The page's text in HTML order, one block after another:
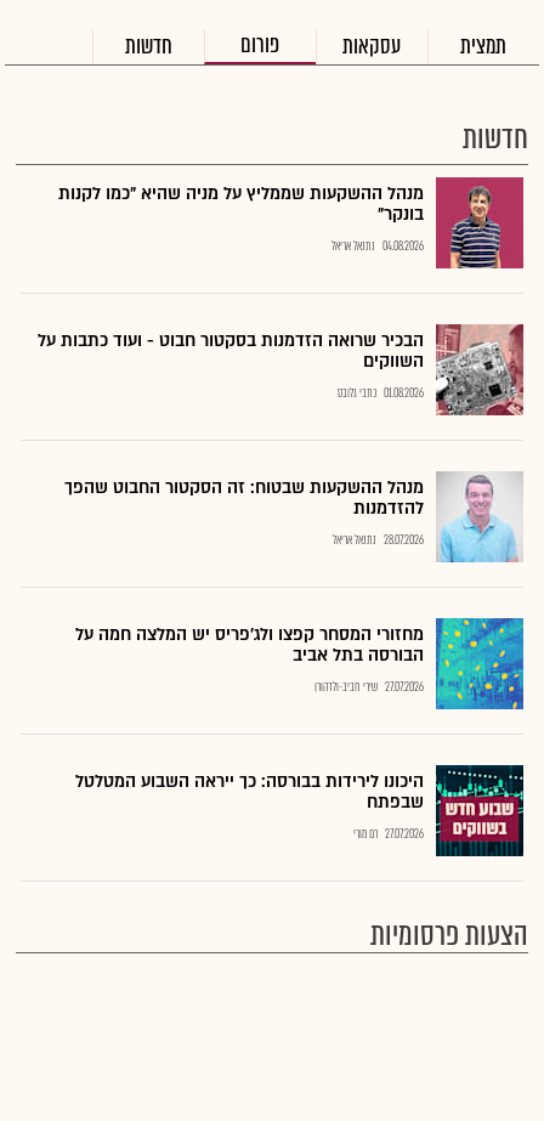
תמצית עסקאות פורום חדשות
חדשות
מנהל ההשקעות שממליץ על מניה שהיא "כמו לקנות
בונקר"
04.08.2026 נתנאל אריאל
הבכיר שרואה הזדמנות בסקטור חבוט - ועוד כתבות על
השווקים
01.08.2026 כתבי גלובס
מנהל ההשקעות שבטוח: זה הסקטור החבוט שהפך
להזדמנות
28.07.2026 נתנאל אריאל
מחזורי המסחר קפצו ולג'פריס יש המלצה חמה על
הבורסה בתל אביב
27.07.2026 שירי חביב-ולדהורן
היכונו לירידות בבורסה: כך ייראה השבוע המטלטל
שבפתח
27.07.2026 רם מורי
הצעות פרסומיות